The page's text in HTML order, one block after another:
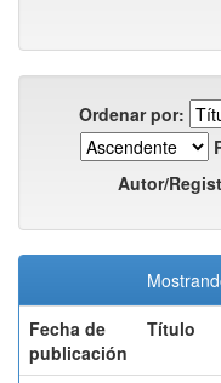
Ordenar por:
Autor/
Fecha de
publicación
Título